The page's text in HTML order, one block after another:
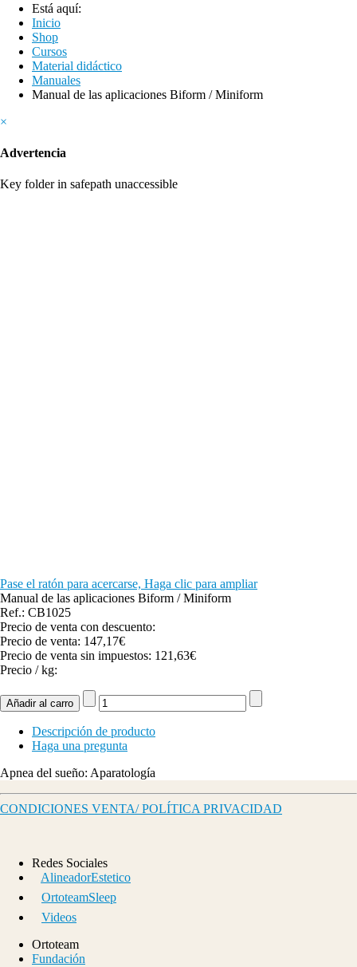
Está aquí:
Inicio
Shop
Cursos
Material didáctico
Manuales
Manual de las aplicaciones Biform / Miniform
×
Advertencia
Key folder in safepath unaccessible
Pase el ratón para acercarse, Haga clic para ampliar
Manual de las aplicaciones Biform / Miniform
Ref.: CB1025
Precio de venta con descuento:
Precio de venta: 147,17€
Precio de venta sin impuestos: 121,63€
Precio / kg:
Descripción de producto
Haga una pregunta
Apnea del sueño: Aparatología
CONDICIONES VENTA/ POLÍTICA PRIVACIDAD
Redes Sociales
AlineadorEstetico
OrtoteamSleep
Videos
Ortoteam
Fundación